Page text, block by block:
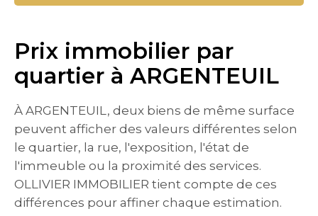
Prix immobilier par
quartier à ARGENTEUIL
À ARGENTEUIL, deux biens de même surface
peuvent afficher des valeurs différentes selon
le quartier, la rue, l'exposition, l'état de
l'immeuble ou la proximité des services.
OLLIVIER IMMOBILIER tient compte de ces
différences pour affiner chaque estimation.